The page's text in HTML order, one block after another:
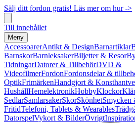
Sälj ditt fordon gratis! Läs mer om hur ->
Till innehållet
Meny
AccessoarerAntikt & DesignBarnartiklar
BarnskorBarnleksakerBiljetter & Resor
TidningarDatorer & TillbehörDVD &
VideofilmerFordonFordonsdelar &
OptikFrimärkenHandgjort &
HushållHemelektronikHobbyKlockor
SedlarSamlarsakerSkorSkönhetSmycken
FritidTelefoni, Tablets & Wearables
DatorspelVykort & BilderÖvrigt